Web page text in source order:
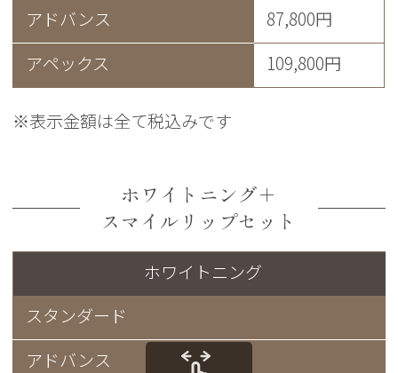
アドバンス
87,800円
アペックス
109,800円
※表示金額は全て税込みです
ホワイトニング＋
スマイルリップセット
ホワイトニング
スタンダード
アドバンス